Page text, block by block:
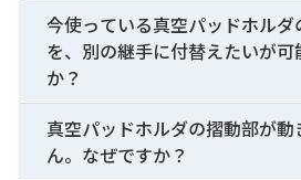
今使っている真空パッドホルダ
を、別の継手に付替えたいが可
か？
真空パッドホルダの摺動部が動
ん。なぜですか？